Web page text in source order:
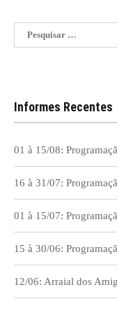
Pesquisar
por:
Informes Recentes
01 à 15/08:
16 à 31/07:
01 à 15/07:
15 à 30/06:
12/06: Arraial dos